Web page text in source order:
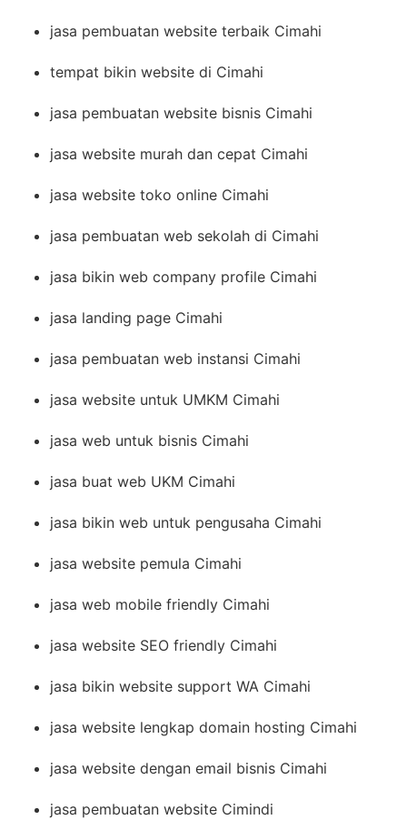
jasa pembuatan website terbaik Cimahi
tempat bikin website di Cimahi
jasa pembuatan website bisnis Cimahi
jasa website murah dan cepat Cimahi
jasa website toko online Cimahi
jasa pembuatan web sekolah di Cimahi
jasa bikin web company profile Cimahi
jasa landing page Cimahi
jasa pembuatan web instansi Cimahi
jasa website untuk UMKM Cimahi
jasa web untuk bisnis Cimahi
jasa buat web UKM Cimahi
jasa bikin web untuk pengusaha Cimahi
jasa website pemula Cimahi
jasa web mobile friendly Cimahi
jasa website SEO friendly Cimahi
jasa bikin website support WA Cimahi
jasa website lengkap domain hosting Cimahi
jasa website dengan email bisnis Cimahi
jasa pembuatan website Cimindi